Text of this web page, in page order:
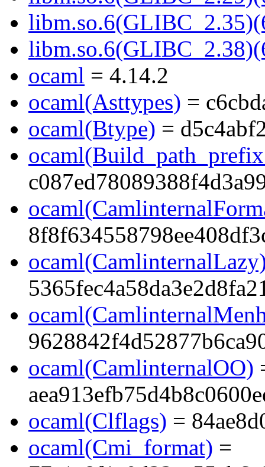
ocaml = 4.14.2
ocaml(Asttypes) =
ocaml(Btype) =
ocaml(CamlinternalOO)
ocaml(Clflags) =
ocaml(Cmi_format) =